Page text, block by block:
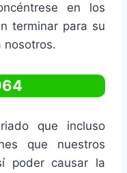
en los
terminar para su
nosotros.
que incluso
que nuestros
poder causar la